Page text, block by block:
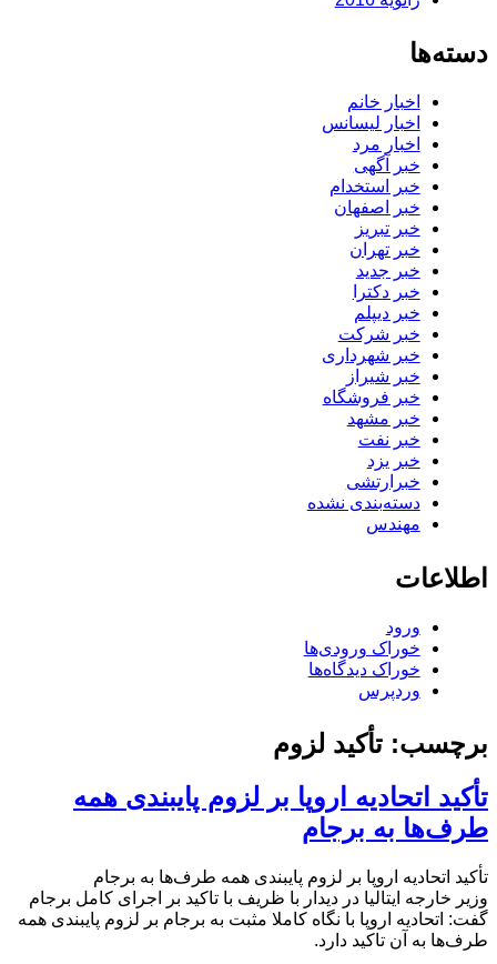
دسته‌ها
اخبار خانم
اخبار لیسانس
اخبار مرد
خبر آگهی
خبر استخدام
خبر اصفهان
خبر تبریز
خبر تهران
خبر جدید
خبر دکترا
خبر دیپلم
خبر شرکت
خبر شهرداری
خبر شیراز
خبر فروشگاه
خبر مشهد
خبر نفت
خبر یزد
خبرارتشی
دسته‌بندی نشده
مهندس
اطلاعات
ورود
خوراک ورودی‌ها
خوراک دیدگاه‌ها
وردپرس
برچسب: تأکید لزوم
تأکید اتحادیه اروپا بر لزوم پایبندی همه
طرف‌ها به برجام
تأکید اتحادیه اروپا بر لزوم پایبندی همه طرف‌ها به برجام
وزیر خارجه ایتالیا در دیدار با ظریف با تاکید بر اجرای کامل برجام
گفت: اتحادیه اروپا با نگاه کاملا مثبت به برجام بر لزوم‌ پایبندی همه
طرف‌ها به آن تاکید دارد.